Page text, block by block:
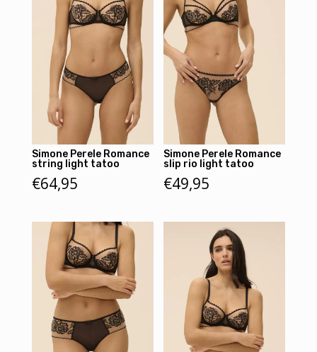
Simone Perele Romance
string light tatoo
€64,95
Simone Perele Romance
slip rio light tatoo
€49,95